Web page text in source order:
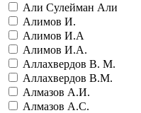
Али Сулейман Али
Алимов И.
Алимов И.А
Алимов И.А.
Аллахвердов В. М.
Аллахвердов В.М.
Алмазов А.И.
Алмазов А.С.